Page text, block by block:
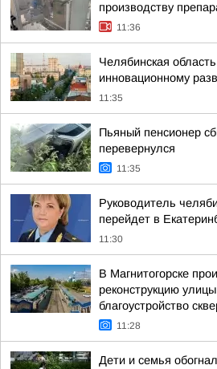
производству
11:36
Челябинская
инновационному
11:35
Пьяный пенсионер
перевернулся
11:35
Руководитель
перейдет в
11:30
В Магнитогорске
реконструкцию
благоустройство
11:28
Дети и семья